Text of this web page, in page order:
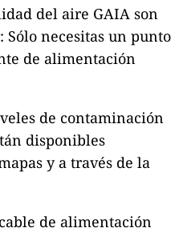
del aire GAIA son
necesitas un punto
de alimentación
de contaminación
disponibles
y a través de la
de alimentación